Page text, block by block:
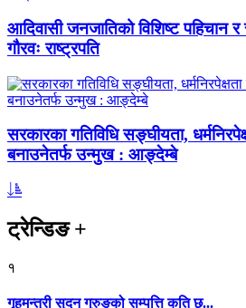
आदिवासी जनजातिको विशिष्ट पहिचान
गौरवः राष्ट्रपति
सरकारका गतिविधि सङ्घीयता,
बनाउनेतर्फ उन्मुख : आङ्देम्बे
ट्रेन्डिङ+
१
गृहमन्त्री सुदन गुरुङको सम्पत्ति कति छ...